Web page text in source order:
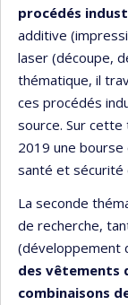
procédés
additive
laser (découpe,
thématique, il
ces procédés
source. Sur cette
2019 une bourse
santé et sécurité
La seconde
de recherche,
(développement
des vêtements
combinaisons